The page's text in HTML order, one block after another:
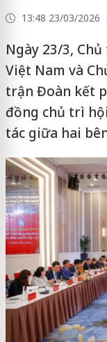
13:48 23/03/2026
Ngày 23/3,
Việt Nam và
trận Đoàn kết
đồng chủ trì
tác giữa hai